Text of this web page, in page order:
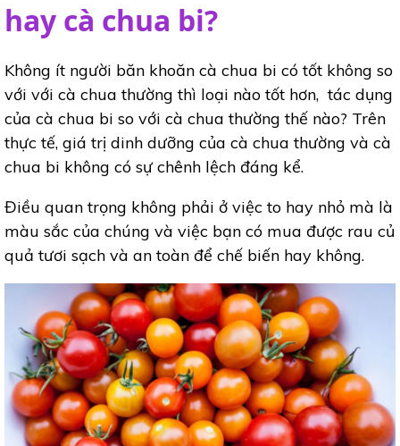
hay cà chua bi?
Không ít người băn khoăn cà chua bi có tốt không so
với với cà chua thường thì loại nào tốt hơn, tác dụng
của cà chua bi so với cà chua thường thế nào? Trên
thực tế, giá trị dinh dưỡng của cà chua thường và cà
chua bi không có sự chênh lệch đáng kể.
Điều quan trọng không phải ở việc to hay nhỏ mà là
màu sắc của chúng và việc bạn có mua được rau củ
quả tươi sạch và an toàn để chế biến hay không.